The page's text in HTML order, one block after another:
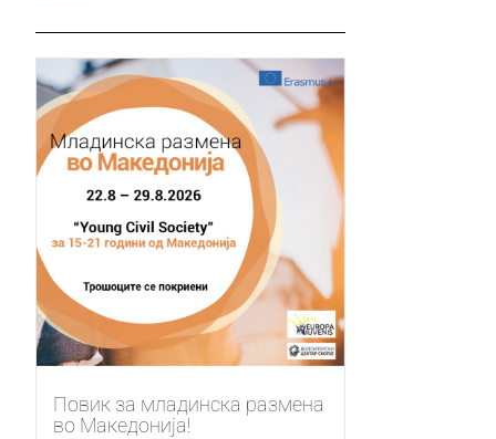
Повик за младинска размена
во Македонија!